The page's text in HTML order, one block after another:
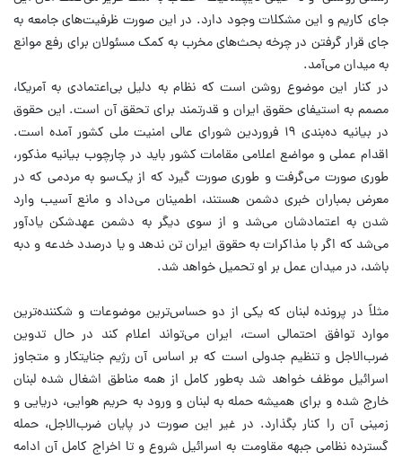
جای کاریم و این مشکلات وجود دارد. در این صورت ظرفیت‌های جامعه به
جای قرار گرفتن در چرخه بحث‌های مخرب به کمک مسئولان برای رفع موانع
به میدان می‌آمد.
در کنار این موضوع روشن است که نظام به دلیل بی‌اعتمادی به آمریکا‌،
مصمم به استیفای حقوق ایران و قدرتمند برای تحقق آن است. این حقوق
در بیانیه ده‌بندی ۱۹ فروردین شورای عالی امنیت ملی کشور آمده است.
اقدام عملی و مواضع اعلامی مقامات کشور باید در چارچوب بیانیه مذکور‌،
طوری صورت می‌گرفت و طوری صورت گیرد که از یک‌سو به مردمی که در
معرض بمباران خبری دشمن هستند‌، اطمینان می‌داد و مانع آسیب وارد
شدن به اعتمادشان می‌شد و از سوی دیگر به دشمن عهدشکن یادآور
می‌شد که اگر با مذاکرات به حقوق ایران تن ندهد و یا درصدد خدعه و دبه
باشد‌، در میدان عمل بر او تحمیل خواهد شد.
مثلاً در پرونده لبنان که یکی از دو حساس‌ترین موضوعات و شکننده‌ترین
موارد توافق احتمالی است‌، ایران می‌تواند اعلام کند در حال تدوین
ضرب‌الاجل و تنظیم جدولی است که بر اساس آن رژیم جنایتکار و متجاوز
اسرائیل موظف خواهد شد به‌طور ‌کامل از همه مناطق اشغال شده لبنان
خارج شده و برای همیشه حمله به لبنان و ورود به حریم هوایی‌، دریایی و
زمینی آن را کنار بگذارد. در غیر این صورت در پایان ضرب‌الاجل‌، حمله
گسترده نظامی جبهه مقاومت به اسرائیل شروع و تا اخراج کامل آن ادامه